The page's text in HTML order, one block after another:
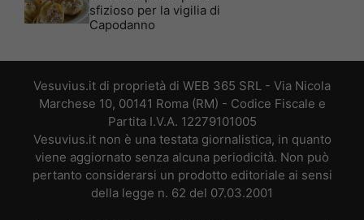
sfizioso per la vigilia di
Capodanno
Vesuvius.it di proprietà di WEB 365 SRL - Via Nicola
Marchese 10, 00141 Roma (RM) - Codice Fiscale e
Partita I.V.A. 12279101005
Vesuvius.it non è una testata giornalistica, in quanto
viene aggiornato senza alcuna periodicità. Non può
pertanto considerarsi un prodotto editoriale ai sensi
della legge n. 62 del 07.03.2001